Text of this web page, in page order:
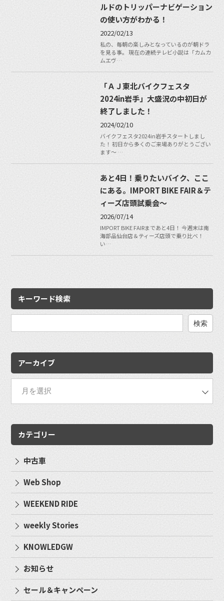
ルドのトリッパーナビゲーション
の使い方がわかる！
2022/02/13
私の、毎朝の楽しみとなっているのが朝ドラ
を見る事。 現在の連続テレビ小説は「カムカ
ムエヴ…
「ＡＪ東北バイクフェスタ
2024in岩手」大盛況の中初日が
終了しました！
2024/02/10
バイクフェスタ2024in岩手スタートしまし
た！ 初日から多くのご来場ありがとうござい
ます～ …
あと4日！乗りたいバイク、ここ
にある。IMPORT BIKE FAIR＆テ
ィーズ店頭試乗会～
2026/07/14
IMPORT BIKE FAIRまであと4日！ 今週末は南
海部品仙台店＆ティーズ店頭で乗り比べ！
い…
キーワード検索
アーカイブ
カテゴリー
中古車
Web Shop
WEEKEND RIDE
weekly Stories
KNOWLEDGW
お知らせ
セール＆キャンペーン